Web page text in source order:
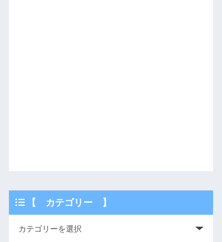
【 カテゴリー 】